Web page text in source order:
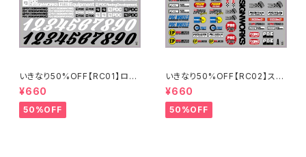
いきなり50%OFF【RC01】ロゴ
ステッカー2024
¥660
50%OFF
いきなり50%OFF【RC02】スポ
ンサーステッカーA 2024
¥660
50%OFF